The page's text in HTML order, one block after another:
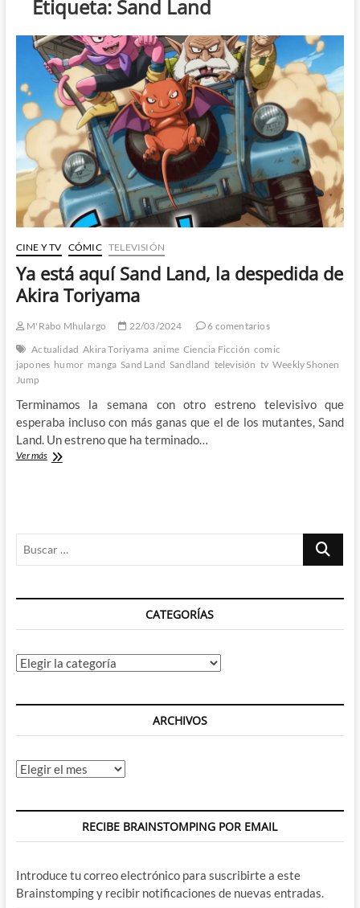
Etiqueta: Sand Land
CINE Y TV CÓMIC TELEVISIÓN
Ya está aquí Sand Land, la despedida de
Akira Toriyama
M'Rabo Mhulargo 22/03/2024
6 comentarios
Actualidad Akira Toriyama anime Ciencia Ficción comic
japones humor manga Sand Land Sandland televisión tv Weekly Shonen
Jump
Terminamos la semana con otro estreno televisivo que
esperaba incluso con más ganas que el de los mutantes, Sand
Land. Un estreno que ha terminado…
Ver másYa
de
Buscar
CATEGORÍAS
Categorías
ARCHIVOS
Archivos
RECIBE BRAINSTOMPING POR EMAIL
Introduce tu correo electrónico para suscribirte a este
Brainstomping y recibir notificaciones de nuevas entradas.